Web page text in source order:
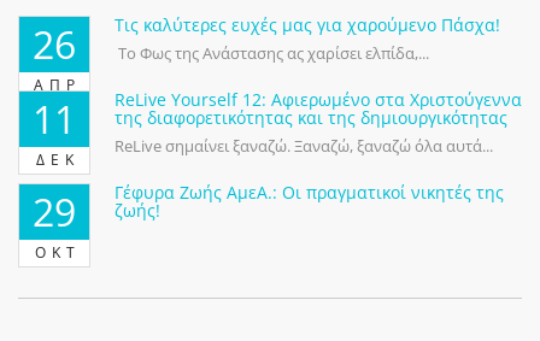
26
ΑΠΡ
Τις καλύτερες ευχές μας για χαρούμενο Πάσχα!
Το Φως της Ανάστασης ας χαρίσει ελπίδα,...
11
ΔΕΚ
ReLive Yourself 12: Αφιερωμένο στα Χριστούγεννα
της διαφορετικότητας και της δημιουργικότητας
ReLive σημαίνει ξαναζώ. Ξαναζώ, ξαναζώ όλα αυτά...
29
ΟΚΤ
Γέφυρα Ζωής ΑμεΑ.: Οι πραγματικοί νικητές της
ζωής!